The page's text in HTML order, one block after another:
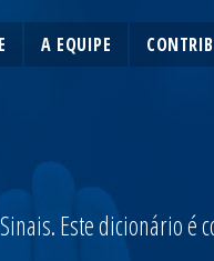
A EQUIPE
Este dicionário é